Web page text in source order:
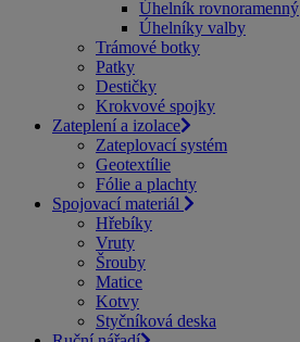
Úhelník rovnoramenný
Úhelníky valby
Trámové botky
Patky
Destičky
Krokvové spojky
Zateplení a izolace
Zateplovací systém
Geotextílie
Fólie a plachty
Spojovací materiál
Hřebíky
Vruty
Šrouby
Matice
Kotvy
Styčníková deska